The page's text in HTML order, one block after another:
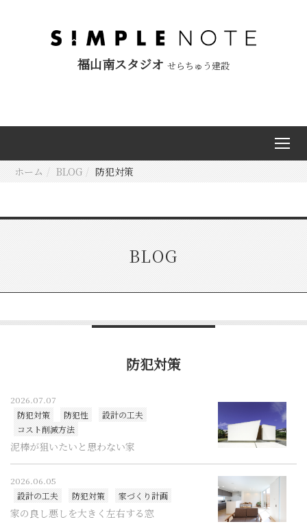
福山南スタジオ せらちゅう建設
ホーム BLOG 防犯対策
BLOG
防犯対策
2026.07.07
防犯対策
防犯性
設計の工夫
コスト削減方法
泥棒が狙いたいと思わない家
2026.06.05
設計の工夫
防犯対策 家づくり計画
家の良し悪しを大きく左右する窓